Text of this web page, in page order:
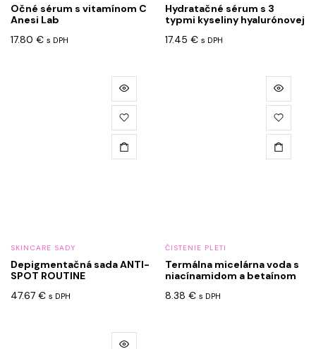
Očné sérum s vitamínom C
Anesi Lab
17.80 € s DPH
Hydratačné sérum s 3
typmi kyseliny hyalurónovej
17.45 € s DPH
SKINCARE SADY
Depigmentačná sada ANTI-
SPOT ROUTINE
47.67 € s DPH
ČISTENIE PLETI
Termálna micelárna voda s
niacínamidom a betaínom
8.38 € s DPH